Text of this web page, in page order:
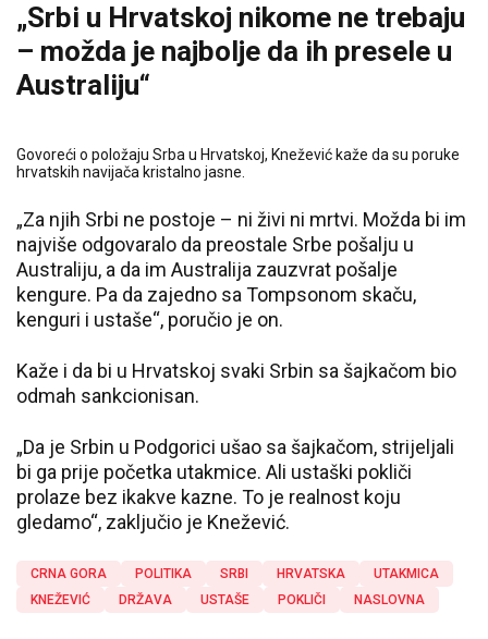
„Srbi u Hrvatskoj nikome ne trebaju
– možda je najbolje da ih presele u
Australiju“
Govoreći o položaju Srba u Hrvatskoj, Knežević kaže da su poruke
hrvatskih navijača kristalno jasne.
„Za njih Srbi ne postoje – ni živi ni mrtvi. Možda bi im
najviše odgovaralo da preostale Srbe pošalju u
Australiju, a da im Australija zauzvrat pošalje
kengure. Pa da zajedno sa Tompsonom skaču,
kenguri i ustaše“, poručio je on.
Kaže i da bi u Hrvatskoj svaki Srbin sa šajkačom bio
odmah sankcionisan.
„Da je Srbin u Podgorici ušao sa šajkačom, strijeljali
bi ga prije početka utakmice. Ali ustaški pokliči
prolaze bez ikakve kazne. To je realnost koju
gledamo“, zaključio je Knežević.
CRNA GORA POLITIKA SRBI HRVATSKA
UTAKMICA
KNEŽEVIĆ
DRŽAVA USTAŠE POKLIČI NASLOVNA